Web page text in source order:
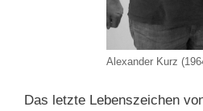
Alexander Kurz
Das letzte Lebenszeichen